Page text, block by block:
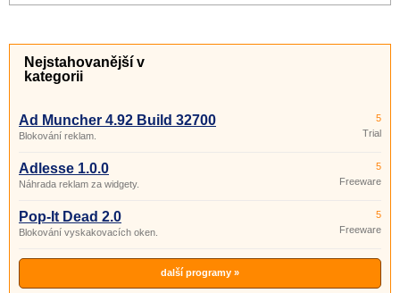
Nejstahovanější v
kategorii
Ad Muncher 4.92 Build 32700
Blokování reklam.
5
Trial
Adlesse 1.0.0
Náhrada reklam za widgety.
5
Freeware
Pop-It Dead 2.0
Blokování vyskakovacích oken.
5
Freeware
další programy »